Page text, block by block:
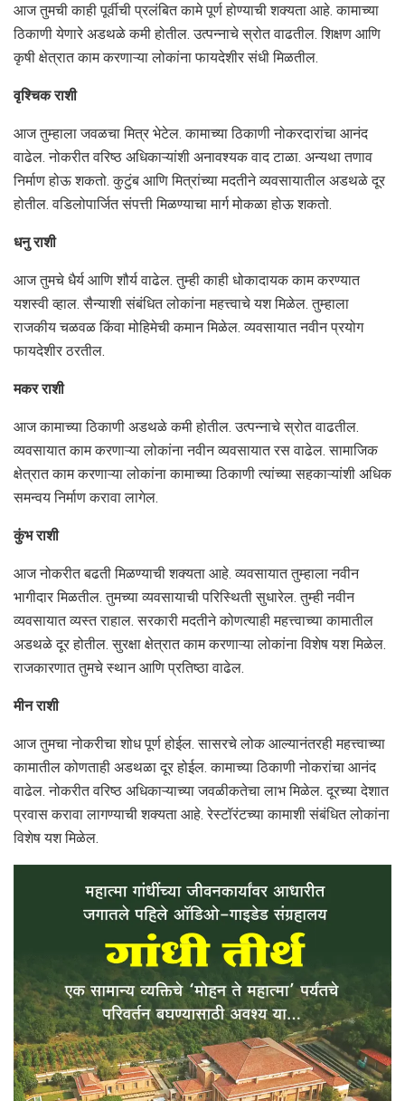
आज तुमची काही पूर्वीची प्रलंबित कामे पूर्ण होण्याची शक्यता आहे. कामाच्या
ठिकाणी येणारे अडथळे कमी होतील. उत्पन्नाचे स्रोत वाढतील. शिक्षण आणि
कृषी क्षेत्रात काम करणाऱ्या लोकांना फायदेशीर संधी मिळतील.
वृश्चिक राशी
आज तुम्हाला जवळचा मित्र भेटेल. कामाच्या ठिकाणी नोकरदारांचा आनंद
वाढेल. नोकरीत वरिष्ठ अधिकाऱ्यांशी अनावश्यक वाद टाळा. अन्यथा तणाव
निर्माण होऊ शकतो. कुटुंब आणि मित्रांच्या मदतीने व्यवसायातील अडथळे दूर
होतील. वडिलोपार्जित संपत्ती मिळण्याचा मार्ग मोकळा होऊ शकतो.
धनु राशी
आज तुमचे धैर्य आणि शौर्य वाढेल. तुम्ही काही धोकादायक काम करण्यात
यशस्वी व्हाल. सैन्याशी संबंधित लोकांना महत्त्वाचे यश मिळेल. तुम्हाला
राजकीय चळवळ किंवा मोहिमेची कमान मिळेल. व्यवसायात नवीन प्रयोग
फायदेशीर ठरतील.
मकर राशी
आज कामाच्या ठिकाणी अडथळे कमी होतील. उत्पन्नाचे स्रोत वाढतील.
व्यवसायात काम करणाऱ्या लोकांना नवीन व्यवसायात रस वाढेल. सामाजिक
क्षेत्रात काम करणाऱ्या लोकांना कामाच्या ठिकाणी त्यांच्या सहकाऱ्यांशी अधिक
समन्वय निर्माण करावा लागेल.
कुंभ राशी
आज नोकरीत बढती मिळण्याची शक्यता आहे. व्यवसायात तुम्हाला नवीन
भागीदार मिळतील. तुमच्या व्यवसायाची परिस्थिती सुधारेल. तुम्ही नवीन
व्यवसायात व्यस्त राहाल. सरकारी मदतीने कोणत्याही महत्त्वाच्या कामातील
अडथळे दूर होतील. सुरक्षा क्षेत्रात काम करणाऱ्या लोकांना विशेष यश मिळेल.
राजकारणात तुमचे स्थान आणि प्रतिष्ठा वाढेल.
मीन राशी
आज तुमचा नोकरीचा शोध पूर्ण होईल. सासरचे लोक आल्यानंतरही महत्त्वाच्या
कामातील कोणताही अडथळा दूर होईल. कामाच्या ठिकाणी नोकरांचा आनंद
वाढेल. नोकरीत वरिष्ठ अधिकाऱ्याच्या जवळीकतेचा लाभ मिळेल. दूरच्या देशात
प्रवास करावा लागण्याची शक्यता आहे. रेस्टॉरंटच्या कामाशी संबंधित लोकांना
विशेष यश मिळेल.